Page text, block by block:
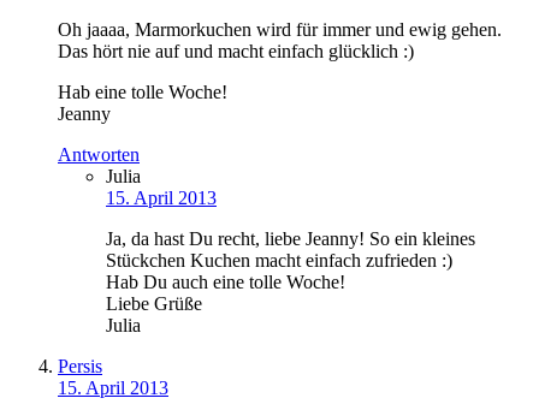
Oh jaaaa, Marmorkuchen wird für immer und ewig gehen.
Das hört nie auf und macht einfach glücklich :)
Hab eine tolle Woche!
Jeanny
Antworten
Julia
15. April 2013
Ja, da hast Du recht, liebe Jeanny! So ein kleines
Stückchen Kuchen macht einfach zufrieden :)
Hab Du auch eine tolle Woche!
Liebe Grüße
Julia
Persis
15. April 2013